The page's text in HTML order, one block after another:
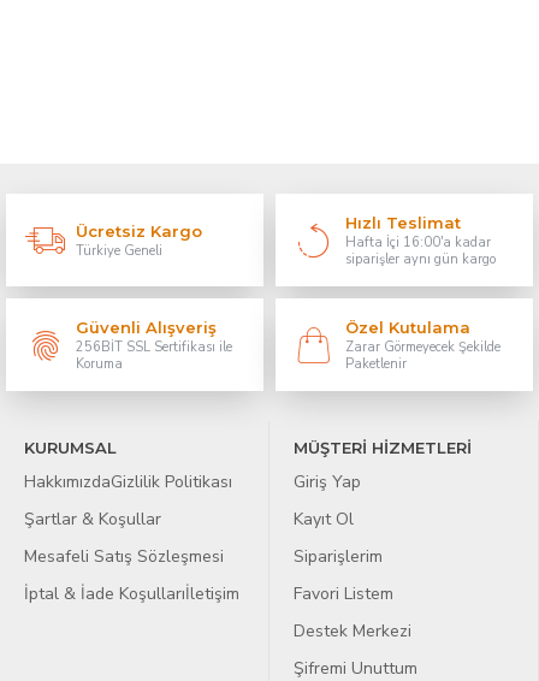
Ücretsiz Kargo
Türkiye Geneli
Hızlı Teslimat
Hafta İçi 16:00'a kadar
siparişler aynı gün kargo
Güvenli Alışveriş
256BİT SSL Sertifikası ile
Koruma
Özel Kutulama
Zarar Görmeyecek Şekilde
Paketlenir
KURUMSAL
HakkımızdaGizlilik Politikası
Şartlar & Koşullar
Mesafeli Satış Sözleşmesi
İptal & İade Koşullarıİletişim
MÜŞTERİ HİZMETLERİ
Giriş Yap
Kayıt Ol
Siparişlerim
Favori Listem
Destek Merkezi
Şifremi Unuttum